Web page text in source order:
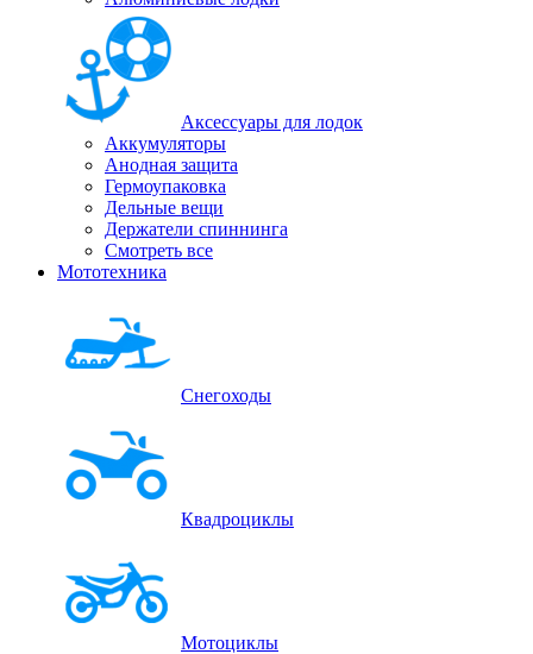
Аксессуары для лодок
Аккумуляторы
Анодная защита
Гермоупаковка
Дельные вещи
Держатели спиннинга
Смотреть все
Мототехника
Снегоходы
Квадроциклы
Мотоциклы